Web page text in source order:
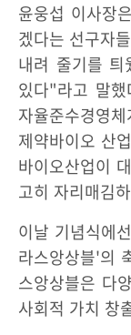
윤웅섭 이사장
겠다는 선구자
내려 줄기를
있다"라고 말
자율준수경영
제약바이오 산
바이오산업이
고히 자리매김
이날 기념식에
라스앙상블'의
스앙상블은 다
사회적 가치 창